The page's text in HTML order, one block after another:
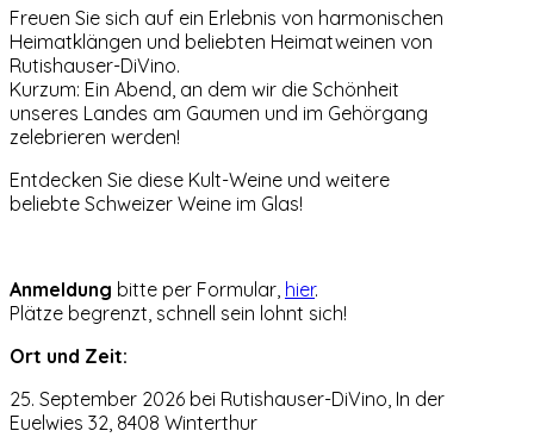
Freuen Sie sich auf ein Erlebnis von harmonischen
Heimatklängen und beliebten Heimatweinen von
Rutishauser-DiVino.
Kurzum: Ein Abend, an dem wir die Schönheit
unseres Landes am Gaumen und im Gehörgang
zelebrieren werden!
Entdecken Sie diese Kult-Weine und weitere
beliebte Schweizer Weine im Glas!
Anmeldung bitte per Formular, hier.
Plätze begrenzt, schnell sein lohnt sich!
Ort und Zeit:
25. September 2026 bei Rutishauser-DiVino, In der
Euelwies 32, 8408 Winterthur